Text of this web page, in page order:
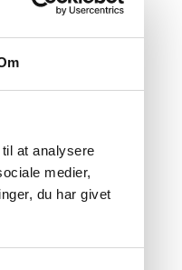
at analysere
medier,
du har givet